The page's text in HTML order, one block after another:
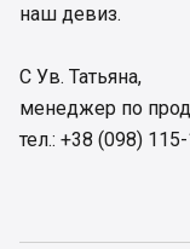
наш девиз.
С Ув. Татьяна,
менеджер по
тел.: +38 (098)